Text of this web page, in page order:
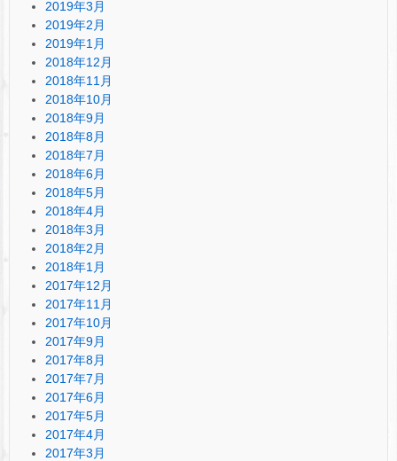
2019年3月
2019年2月
2019年1月
2018年12月
2018年11月
2018年10月
2018年9月
2018年8月
2018年7月
2018年6月
2018年5月
2018年4月
2018年3月
2018年2月
2018年1月
2017年12月
2017年11月
2017年10月
2017年9月
2017年8月
2017年7月
2017年6月
2017年5月
2017年4月
2017年3月